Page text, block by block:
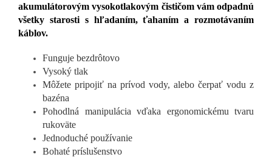
akumulátorovým vysokotlakovým čističom vám odpadnú
všetky starosti s hľadaním, ťahaním a rozmotávaním
káblov.
Funguje bezdrôtovo
Vysoký tlak
Môžete pripojiť na prívod vody, alebo čerpať vodu z
bazéna
Pohodlná manipulácia vďaka ergonomickému tvaru
rukoväte
Jednoduché používanie
Bohaté príslušenstvo